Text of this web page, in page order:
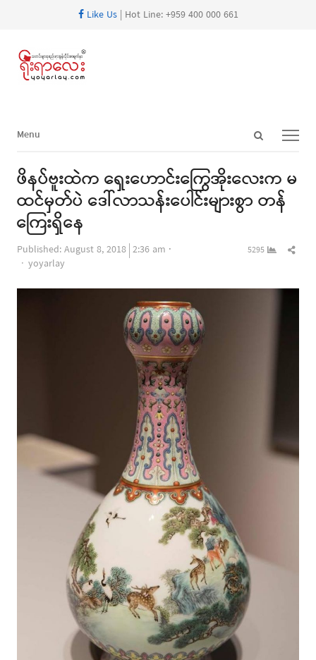
Like Us| Hot Line: +959 400 000 661
Open
Menu
Menu
ဖိနပ်ဗူးထဲက ရှေးဟောင်းကြွေအိုးလေးက မ
ထင်မှတ်ပဲ ဒေါ်လာသန်းပေါင်းများစွာ တန်
ကြေးရှိနေ
Published:August 8, 2018 2:36 am
Author
yoyarlay
5295